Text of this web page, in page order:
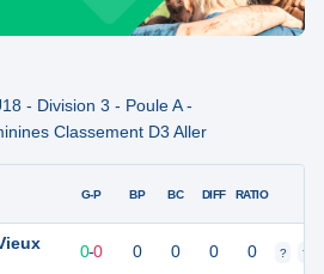
- Division 3 - Poule A -
Classement D3 Aller
G-P BP BC DIFF RATIO
0 0-0 0 0 0 0 ? ?